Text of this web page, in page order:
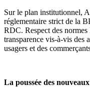
Sur le plan institutionnel,
réglementaire strict de la
RDC. Respect des
transparence vis-à-vis des
usagers et des
La poussée des